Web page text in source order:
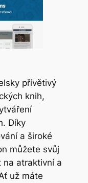
přívětivý
knih,
Díky
a široké
můžete svůj
na atraktivní a
už máte